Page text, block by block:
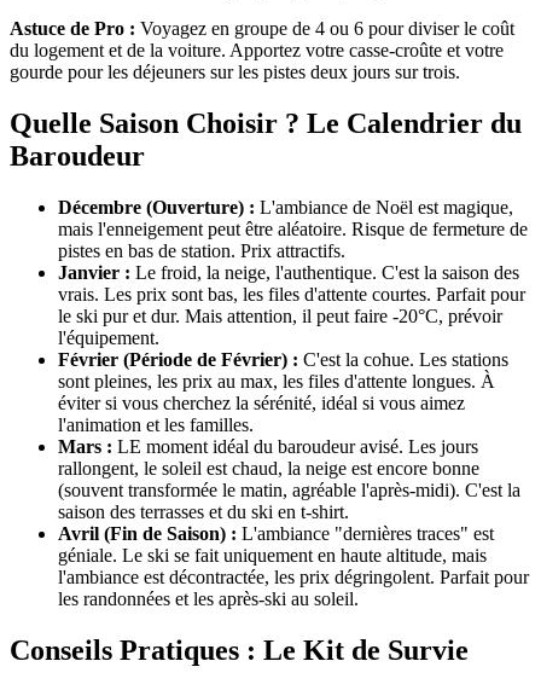
Astuce de Pro : Voyagez en groupe de 4 ou 6 pour diviser le coût
du logement et de la voiture. Apportez votre casse-croûte et votre
gourde pour les déjeuners sur les pistes deux jours sur trois.
Quelle Saison Choisir ? Le Calendrier du
Baroudeur
Décembre (Ouverture) : L'ambiance de Noël est magique,
mais l'enneigement peut être aléatoire. Risque de fermeture de
pistes en bas de station. Prix attractifs.
Janvier : Le froid, la neige, l'authentique. C'est la saison des
vrais. Les prix sont bas, les files d'attente courtes. Parfait pour
le ski pur et dur. Mais attention, il peut faire -20°C, prévoir
l'équipement.
Février (Période de Février) : C'est la cohue. Les stations
sont pleines, les prix au max, les files d'attente longues. À
éviter si vous cherchez la sérénité, idéal si vous aimez
l'animation et les familles.
Mars : LE moment idéal du baroudeur avisé. Les jours
rallongent, le soleil est chaud, la neige est encore bonne
(souvent transformée le matin, agréable l'après-midi). C'est la
saison des terrasses et du ski en t-shirt.
Avril (Fin de Saison) : L'ambiance "dernières traces" est
géniale. Le ski se fait uniquement en haute altitude, mais
l'ambiance est décontractée, les prix dégringolent. Parfait pour
les randonnées et les après-ski au soleil.
Conseils Pratiques : Le Kit de Survie